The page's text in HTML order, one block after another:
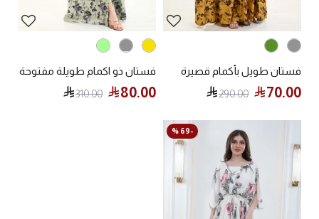
فستان طويل بأكمام قصيرة
70.00
290.00
فستان ذو اكمام طويلة مفتوحة
80.00
310.00
-69 %